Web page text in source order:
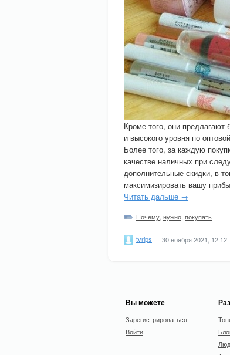
Кроме того, они предлагают
и высокого уровня по
Более того, за каждую
качестве наличных при
дополнительные скидки, в
максимизировать вашу
Читать дальше →
Почему нужно покупать
tvrips 30 ноября 2021, 12:12
Вы можете
Зарегистрироваться
Войти